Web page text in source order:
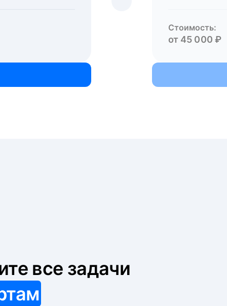
Стоимость:
от 45 000 ₽
все задачи